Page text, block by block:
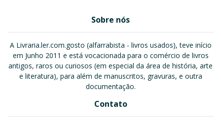
Sobre nós
A Livraria.ler.com.gosto (alfarrabista - livros usados), teve início
em Junho 2011 e está vocacionada para o comércio de livros
antigos, raros ou curiosos (em especial da área de história, arte
e literatura), para além de manuscritos, gravuras, e outra
documentação.
Contato